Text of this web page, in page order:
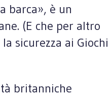
barca», è un
(E che per altro
sicurezza ai Giochi
britanniche